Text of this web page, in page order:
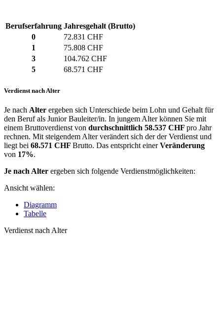
Berufserfahrung Jahresgehalt (Brutto)
0
72.831 CHF
1
75.808 CHF
3
104.762 CHF
5
68.571 CHF
Verdienst nach Alter
Je nach Alter ergeben sich Unterschiede beim Lohn und Gehalt für
den Beruf als Junior Bauleiter/in. In jungem Alter können Sie mit
einem Bruttoverdienst von durchschnittlich 58.537 CHF pro Jahr
rechnen. Mit steigendem Alter verändert sich der der Verdienst und
liegt bei 68.571 CHF Brutto. Das entspricht einerVeränderung
von 17%.
Je nach Alter ergeben sich folgende Verdienstmöglichkeiten:
Ansicht wählen:
Diagramm
Tabelle
Verdienst nach Alter